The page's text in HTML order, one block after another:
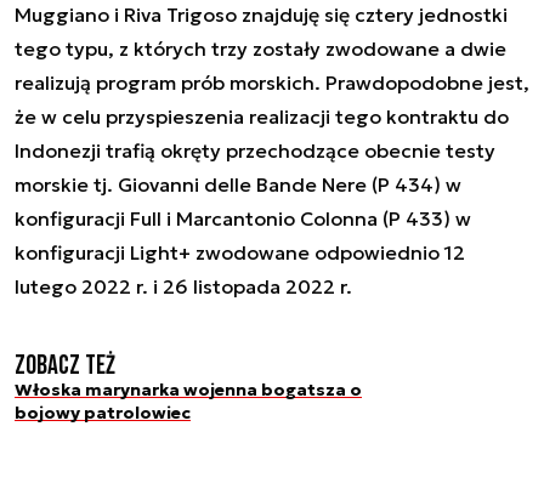
Muggiano i Riva Trigoso znajduję się cztery jednostki
tego typu, z których trzy zostały zwodowane a dwie
realizują program prób morskich. Prawdopodobne jest,
że w celu przyspieszenia realizacji tego kontraktu do
Indonezji trafią okręty przechodzące obecnie testy
morskie tj. Giovanni delle Bande Nere (P 434) w
konfiguracji Full i Marcantonio Colonna (P 433) w
konfiguracji Light+ zwodowane odpowiednio 12
lutego 2022 r. i 26 listopada 2022 r.
Zobacz też
Włoska marynarka wojenna bogatsza o
bojowy patrolowiec